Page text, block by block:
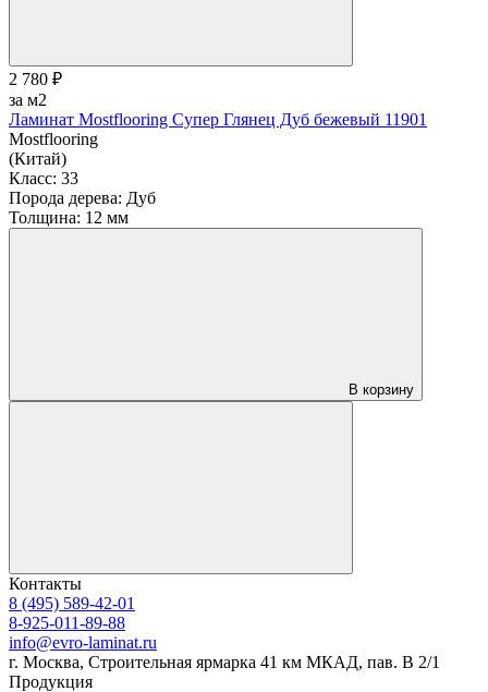
2 780 ₽
за м2
Ламинат Mostflooring Супер Глянец Дуб бежевый 11901
Mostflooring
(Китай)
Класс: 33
Порода дерева: Дуб
Толщина: 12 мм
В корзину
Контакты
8 (495) 589-42-01
8-925-011-89-88
info@evro-laminat.ru
г. Москва, Строительная ярмарка 41 км МКАД, пав. В 2/1
Продукция